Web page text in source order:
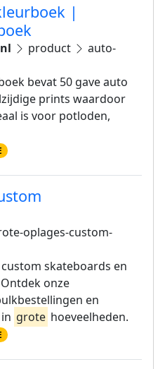
|
product
auto-
bevat 50 gave auto
prints waardoor
is voor potloden,
oplages-custom-
skateboards en
onze
en
grote hoeveelheden.